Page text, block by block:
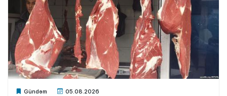
Gündəm 05.08.2026
Xalq.Online